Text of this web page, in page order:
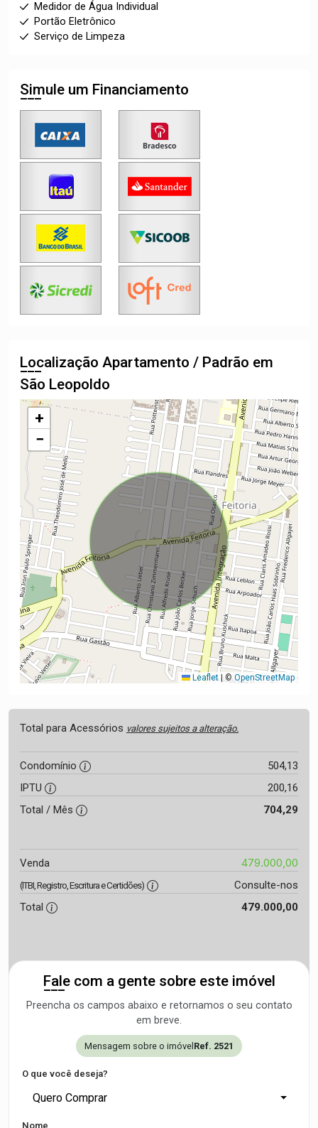
Medidor de Água Individual
Portão Eletrônico
Serviço de Limpeza
Simule um Financiamento
Localização Apartamento / Padrão em
São Leopoldo
+
−
Leaflet |©OpenStreetMap
Total para Acessórios valores sujeitos a alteração.
Condomínio
504,13
IPTU
200,16
Total / Mês
704,29
Venda 479.000,00
(ITBI, Registro, Escritura e Certidões)
Consulte-nos
Total
479.000,00
Fale com a gente sobre este imóvel
Preencha os campos abaixo e retornamos o seu contato
em breve.
Mensagem sobre o imóvel Ref. 2521
O que você deseja?
Quero Comprar
Nome